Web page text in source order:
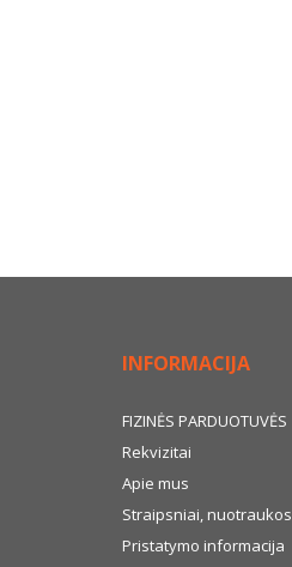
INFORMACIJA
FIZINĖS PARDUOTUVĖS
Rekvizitai
Apie mus
Straipsniai, nuotraukos
Pristatymo informacija